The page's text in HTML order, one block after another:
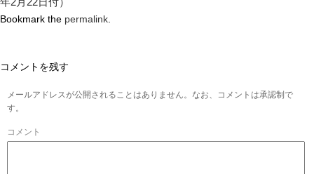
年2月22日付）
Bookmark the permalink.
コメントを残す
メールアドレスが公開されることはありません。なお、コメントは承認制で
す。
コメント